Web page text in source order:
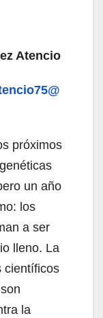
Atencio
próximos
un año
los
a ser
lleno. La
científicos
la